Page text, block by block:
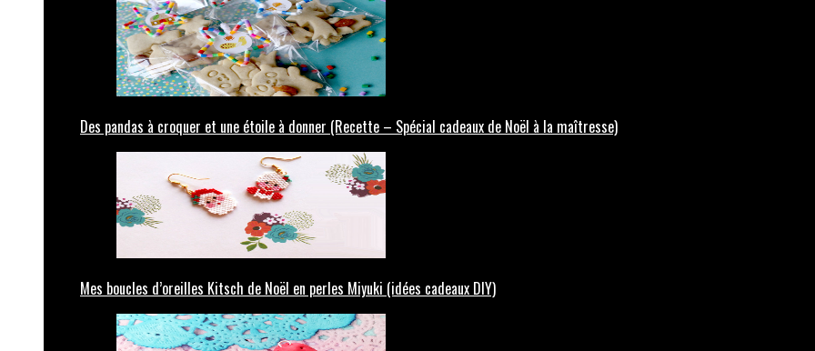
Des pandas à croquer et une étoile à donner (Recette – Spécial cadeaux de Noël à la maîtresse)
Mes boucles d’oreilles Kitsch de Noël en perles Miyuki (idées cadeaux DIY)